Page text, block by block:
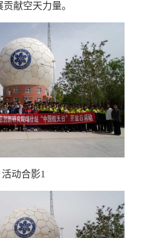
献空天力量。
活动合影1